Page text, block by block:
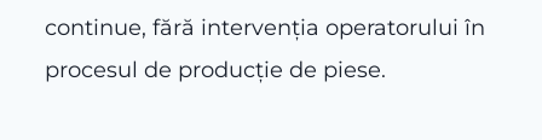
continue, fără intervenția operatorului în
procesul de producție de piese.